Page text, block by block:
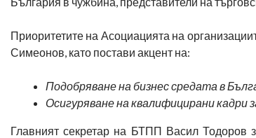
Приоритетите на Асоциацията на
Симеонов, като постави акцент на:
Подобряване на бизнес средата в
Осигуряване на квалифицирани кадри
Главният секретар на БТПП Васил Тодоров